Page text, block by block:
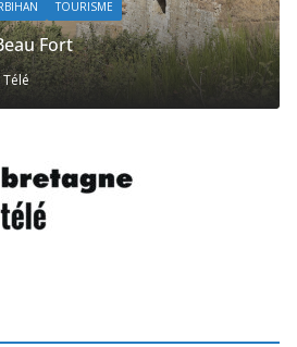
ÎLES DU PONANT TV MORBIHAN
Île de Hoëdic | Les
1 août 2026 Bretagne Télé